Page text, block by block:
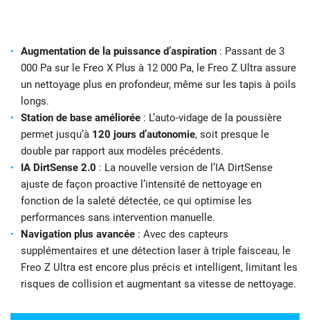
Augmentation de la puissance d’aspiration : Passant de 3
000 Pa sur le Freo X Plus à 12 000 Pa, le Freo Z Ultra assure
un nettoyage plus en profondeur, même sur les tapis à poils
longs.
Station de base améliorée : L’auto-vidage de la poussière
permet jusqu’à 120 jours d’autonomie, soit presque le
double par rapport aux modèles précédents.
IA DirtSense 2.0 : La nouvelle version de l’IA DirtSense
ajuste de façon proactive l’intensité de nettoyage en
fonction de la saleté détectée, ce qui optimise les
performances sans intervention manuelle.
Navigation plus avancée : Avec des capteurs
supplémentaires et une détection laser à triple faisceau, le
Freo Z Ultra est encore plus précis et intelligent, limitant les
risques de collision et augmentant sa vitesse de nettoyage.